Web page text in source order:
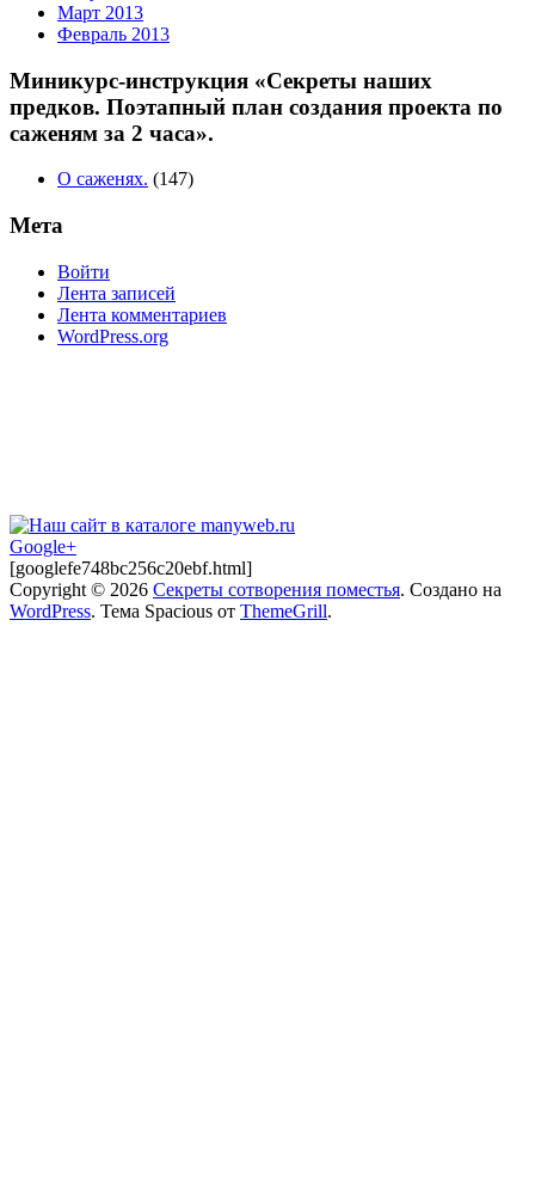
Март 2013
Февраль 2013
Миникурс-инструкция «Секреты наших
предков. Поэтапный план создания проекта по
саженям за 2 часа».
О саженях. (147)
Мета
Войти
Лента записей
Лента комментариев
WordPress.org
Google+
[googlefe748bc256c20ebf.html]
Copyright © 2026 Секреты сотворения поместья. Создано на
WordPress. Тема Spacious от ThemeGrill.